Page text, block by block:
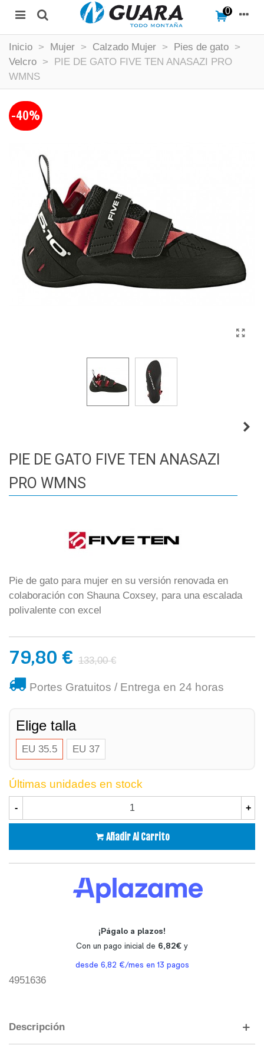
0
Inicio > Mujer > Calzado Mujer > Pies de gato >
Velcro >
PIE DE GATO FIVE TEN ANASAZI PRO
WMNS
-40%
PIE DE GATO FIVE TEN ANASAZI
PRO WMNS
Pie de gato para mujer en su versión renovada en
colaboración con Shauna Coxsey, para una escalada
polivalente con excel
79,80 € 133,00 €
Portes Gratuitos / Entrega en 24 horas
Elige talla
EU 35.5 EU 37
Últimas unidades en stock
- +
Añadir Al Carrito
4951636
Descripción